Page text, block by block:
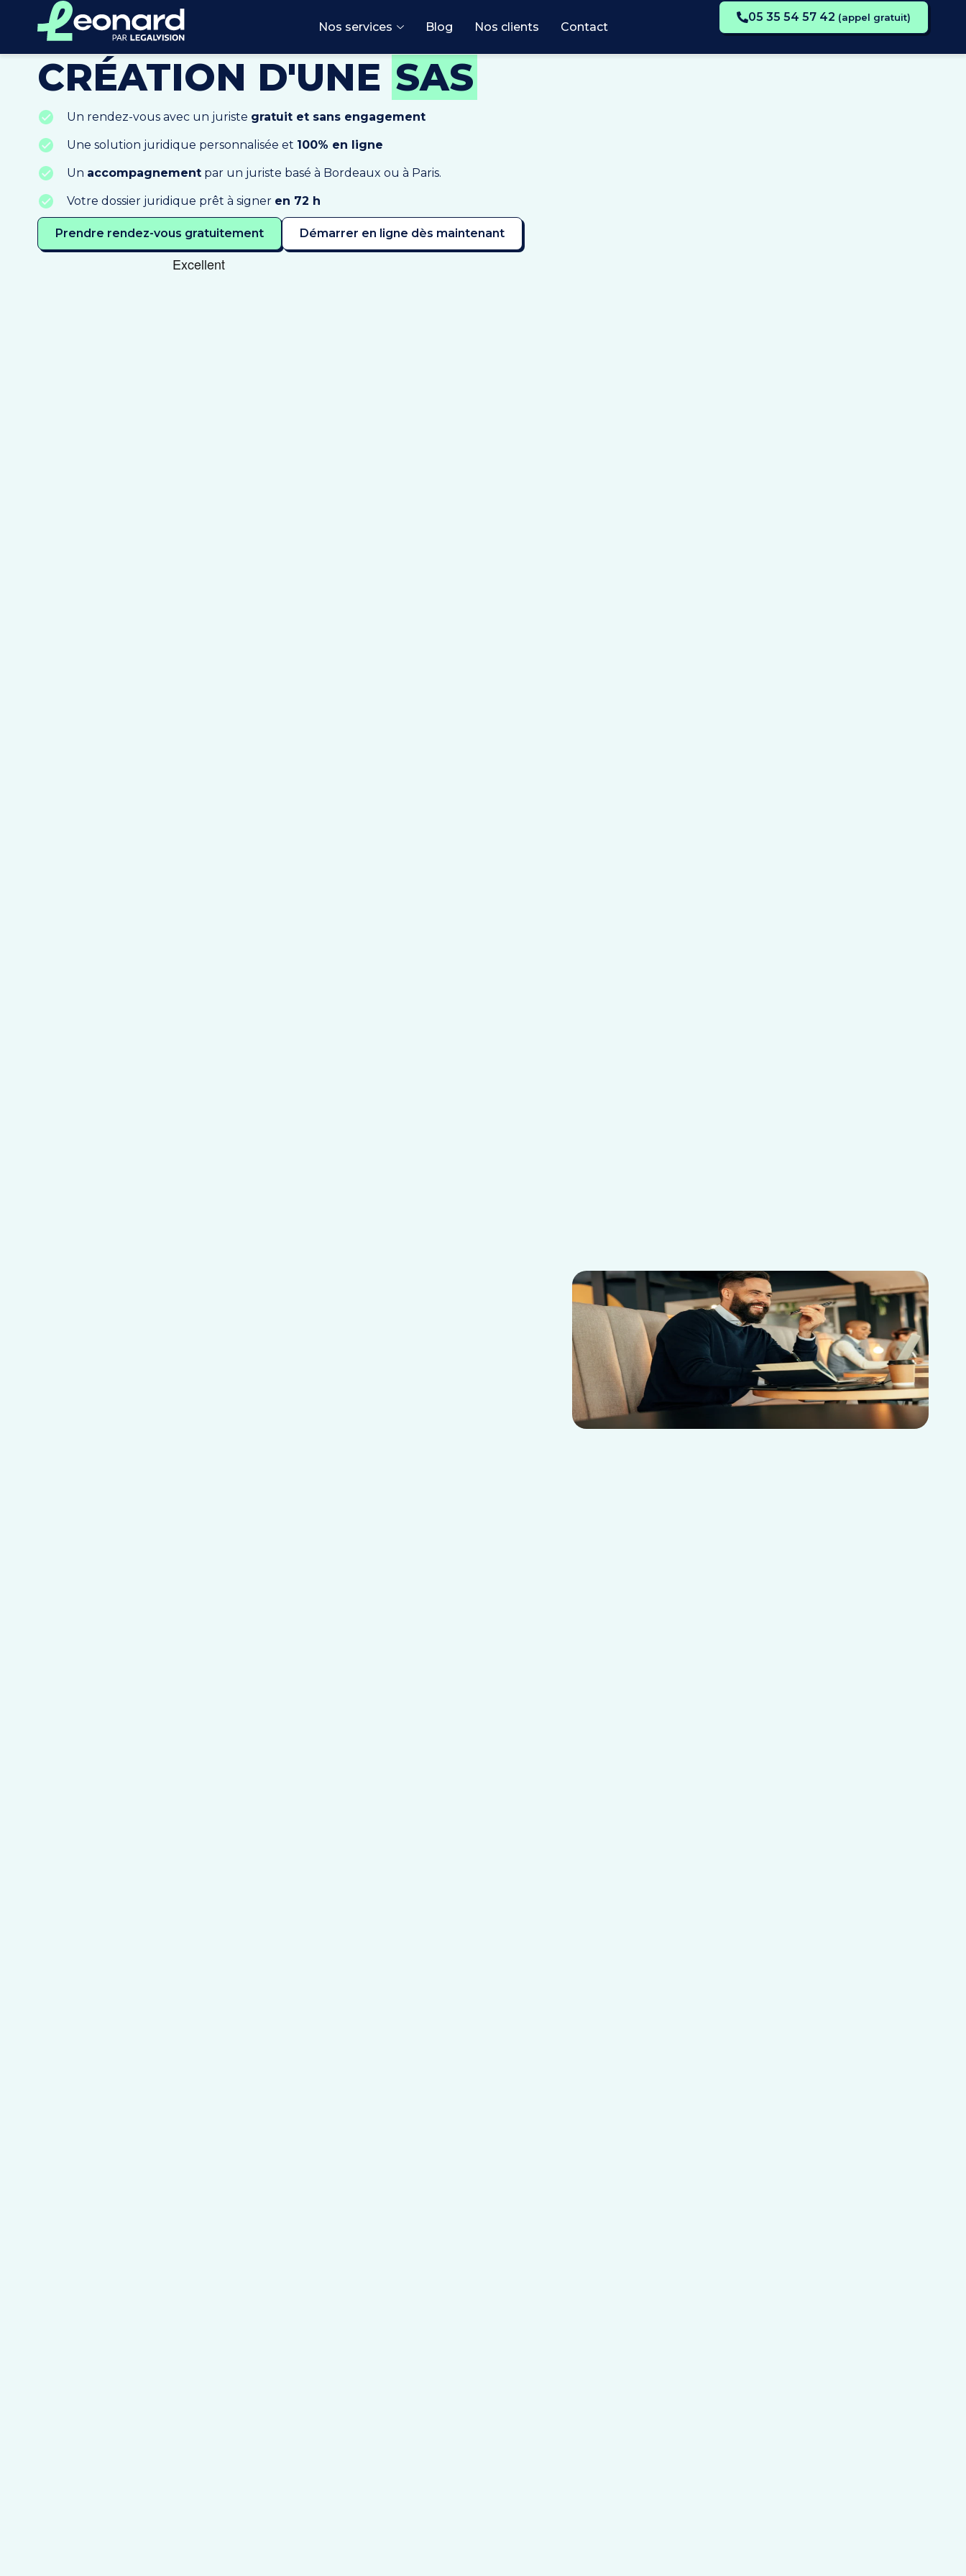
Nos services Blog Nos clients Contact
05 35 54 57 42 (appel gratuit)
CRÉATION D'UNE SAS
Un rendez-vous avec un juriste gratuit et sans engagement
Une solution juridique personnalisée et 100% en ligne
Un accompagnement par un juriste basé à Bordeaux ou à Paris.
Votre dossier juridique prêt à signer en 72 h
Prendre rendez-vous gratuitement Démarrer en ligne dès maintenant